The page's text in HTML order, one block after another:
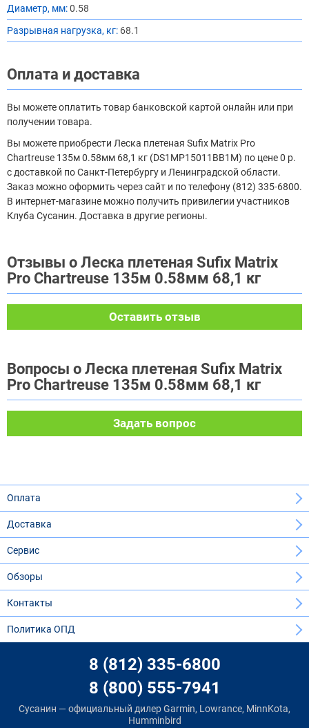
Диаметр, мм:0.58
Разрывная нагрузка, кг: 68.1
Оплата и доставка
Вы можете оплатить товар банковской картой онлайн или при
получении товара.
Вы можете приобрести Леска плетеная Sufix Matrix Pro
Chartreuse 135м 0.58мм 68,1 кг (DS1MP15011BB1M) по цене 0 р.
с доставкой по Санкт-Петербургу и Ленинградской области.
Заказ можно оформить через сайт и по телефону (812) 335-6800.
В интернет-магазине можно получить привилегии участников
Клуба Сусанин. Доставка в другие регионы.
Отзывы о Леска плетеная Sufix Matrix
Pro Chartreuse 135м 0.58мм 68,1 кг
Оставить отзыв
Вопросы о Леска плетеная Sufix Matrix
Pro Chartreuse 135м 0.58мм 68,1 кг
Задать вопрос
Оплата
Доставка
Сервис
Обзоры
Контакты
Политика ОПД
8 (812) 335-6800
8 (800) 555-7941
Сусанин — официальный дилер Garmin, Lowrance, MinnKota,
Humminbird